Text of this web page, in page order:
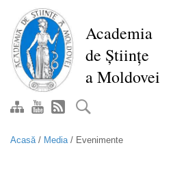
conţinutul
principal
Academia
de Științe
a Moldovei
Acasă/ Media/ Evenimente